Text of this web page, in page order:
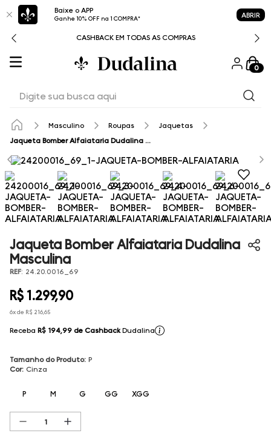
Baixe o APP
Ganhe 10% OFF na 1 COMPRA* ABRIR
CASHBACK EM TODAS AS COMPRAS
0
Masculino Roupas
Jaquetas
Jaqueta Bomber Alfaiataria Dudalina Masculina
Jaqueta Bomber Alfaiataria Dudalina
Masculina
REF: 24.20.0016_69
R$1.299,90
6x de R$ 216,65
Receba R$ 194,99 de Cashback Dudalina
Tamanho do Produto: P
Cor: Cinza
P M G GG XGG